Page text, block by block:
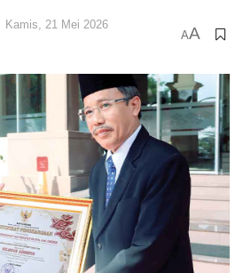
Kamis, 21 Mei 2026
AA